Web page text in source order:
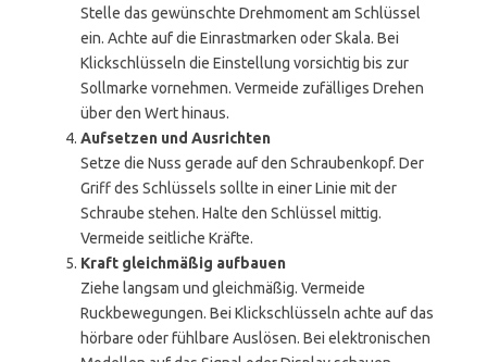
Stelle das gewünschte Drehmoment am Schlüssel
ein. Achte auf die Einrastmarken oder Skala. Bei
Klickschlüsseln die Einstellung vorsichtig bis zur
Sollmarke vornehmen. Vermeide zufälliges Drehen
über den Wert hinaus.
Aufsetzen und Ausrichten
Setze die Nuss gerade auf den Schraubenkopf. Der
Griff des Schlüssels sollte in einer Linie mit der
Schraube stehen. Halte den Schlüssel mittig.
Vermeide seitliche Kräfte.
Kraft gleichmäßig aufbauen
Ziehe langsam und gleichmäßig. Vermeide
Ruckbewegungen. Bei Klickschlüsseln achte auf das
hörbare oder fühlbare Auslösen. Bei elektronischen